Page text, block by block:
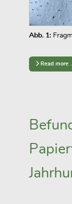
Abb. 1:
Read more …